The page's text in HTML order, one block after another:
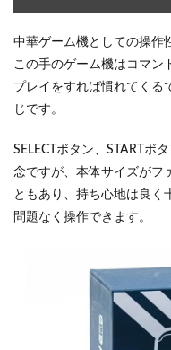
中華ゲーム機としての操作
この手のゲーム機はコマン
プレイをすれば慣れてくる
じです。
SELECTボタン、STARTボ
念ですが、本体サイズがフ
ともあり、持ち心地は良く
問題なく操作できます。